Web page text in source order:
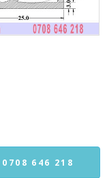
0708 646 218